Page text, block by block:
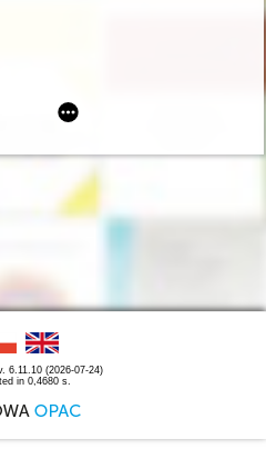
Chopinowskich
6.11.10 (2026-07-24)
in 0,4680 s.